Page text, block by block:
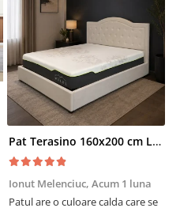
Pat Terasino 160x200 cm Lada Depozitare Tapitat Stofa Bej Somiera Inclusa
Ionut Melenciuc, Acum 1 luna
Patul are o culoare calda care se